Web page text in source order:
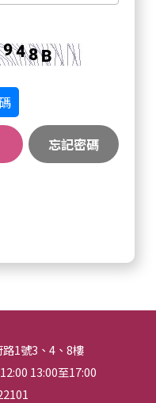
忘記密碼
1號3、4、8樓
13:00至17:00